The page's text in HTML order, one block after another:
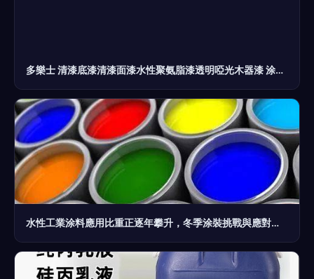
多樂士 清漆底漆清漆面漆水性聚氨脂漆透明啞光木器漆 涂料價格,圖片,品牌信息 齊家網產品庫
水性工業涂料應用比重正逐年攀升，冬季涂裝挑戰與應對策略